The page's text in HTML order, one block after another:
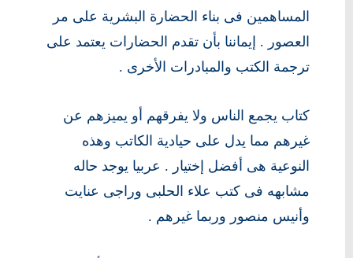
المساهمين فى بناء الحضارة البشرية على مر
العصور . إيماننا بأن تقدم الحضارات يعتمد على
ترجمة الكتب والمبادرات الأخرى .
كتاب يجمع الناس ولا يفرقهم أو يميزهم عن
غيرهم مما يدل على حيادية الكاتب وهذه
النوعية هى أفضل إختيار . عربيا يوجد حاله
مشابهه فى كتب علاء الحلبى وراجى عنايت
وأنيس منصور وربما غيرهم .